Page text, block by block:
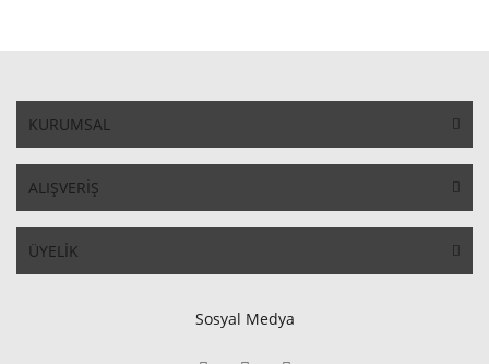
KURUMSAL
ALIŞVERİŞ
ÜYELİK
Sosyal Medya